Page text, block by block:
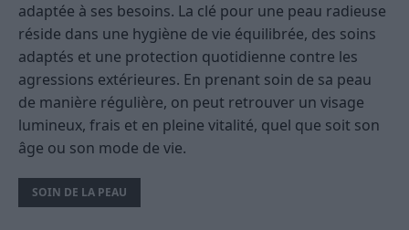
adaptée à ses besoins. La clé pour une peau radieuse
réside dans une hygiène de vie équilibrée, des soins
adaptés et une protection quotidienne contre les
agressions extérieures. En prenant soin de sa peau
de manière régulière, on peut retrouver un visage
lumineux, frais et en pleine vitalité, quel que soit son
âge ou son mode de vie.
SOIN DE LA PEAU